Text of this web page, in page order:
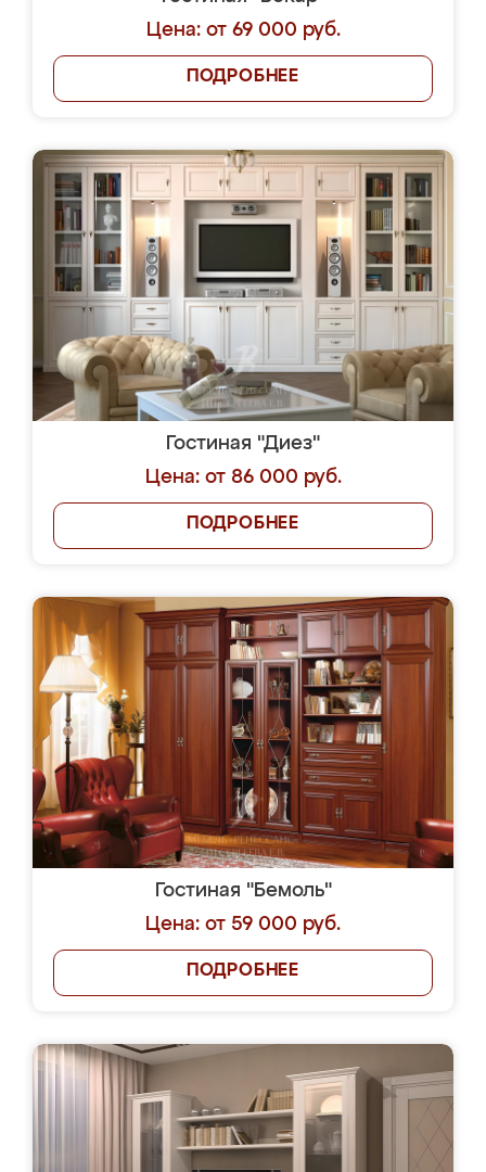
Цена: от 69 000 руб.
ПОДРОБНЕЕ
Гостиная "Диез"
Цена: от 86 000 руб.
ПОДРОБНЕЕ
Гостиная "Бемоль"
Цена: от 59 000 руб.
ПОДРОБНЕЕ